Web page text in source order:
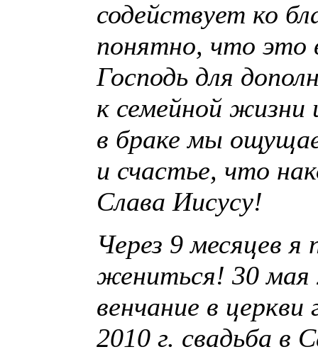
содействует ко
понятно, что это
Господь для
к семейной жизни
в браке мы
и счастье, что
Слава Иисусу!
Через 9 месяцев я
жениться! 30 мая
венчание в
2010 г. свадьба в